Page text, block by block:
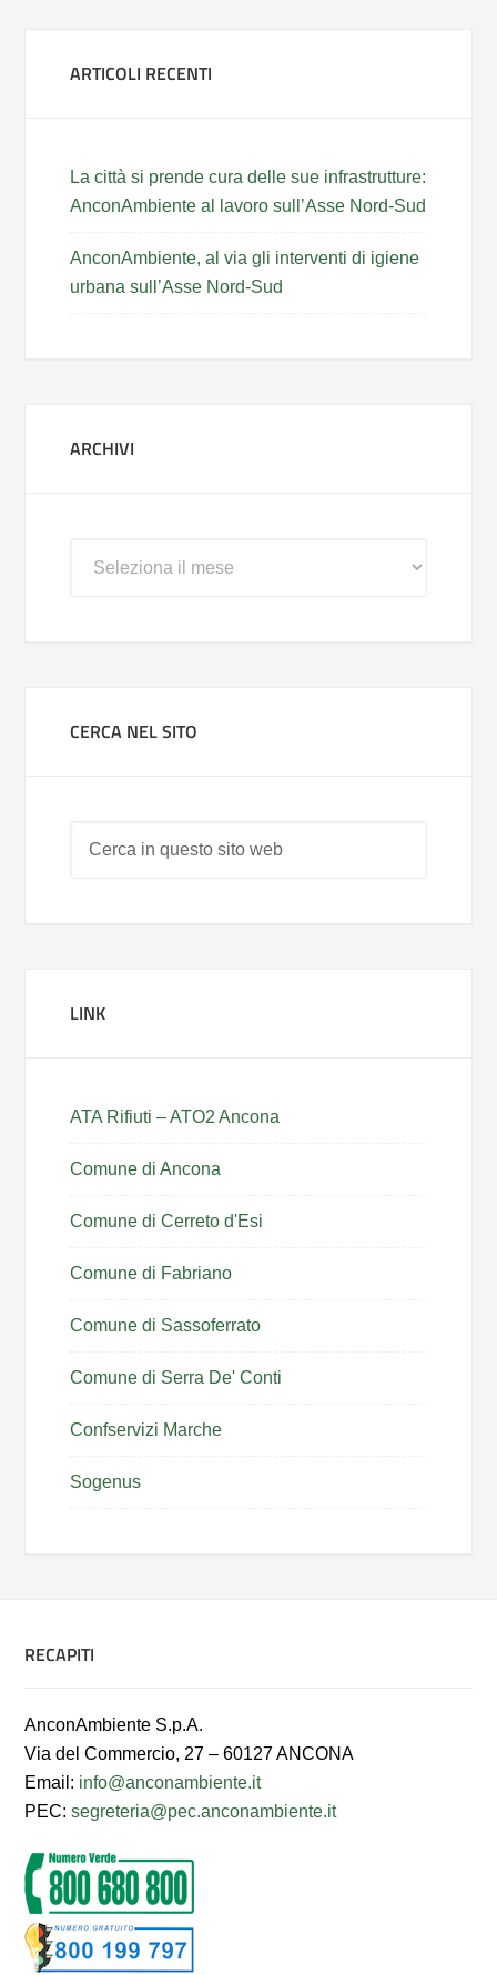
ARTICOLI RECENTI
La città si prende cura delle sue infrastrutture:
AnconAmbiente al lavoro sull’Asse Nord-Sud
AnconAmbiente, al via gli interventi di igiene
urbana sull’Asse Nord-Sud
ARCHIVI
CERCA NEL SITO
LINK
ATA Rifiuti – ATO2 Ancona
Comune di Ancona
Comune di Cerreto d'Esi
Comune di Fabriano
Comune di Sassoferrato
Comune di Serra De' Conti
Confservizi Marche
Sogenus
RECAPITI
AnconAmbiente S.p.A.
Via del Commercio, 27 – 60127 ANCONA
Email: info@anconambiente.it
PEC:segreteria@pec.anconambiente.it